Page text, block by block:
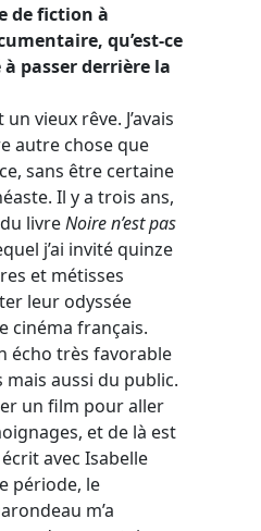
de fiction à
qu’est-ce
passer derrière la
un vieux rêve. J’avais
autre chose que
sans être certaine
Il y a trois ans,
livreNoire n’est pas
j’ai invité quinze
et métisses
leur odyssée
cinéma français.
écho très favorable
aussi du public.
un film pour aller
et de là est
écrit avec Isabelle
période, le
m’a